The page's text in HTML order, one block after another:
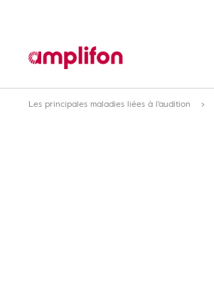
Les principales maladies liées à l'audition